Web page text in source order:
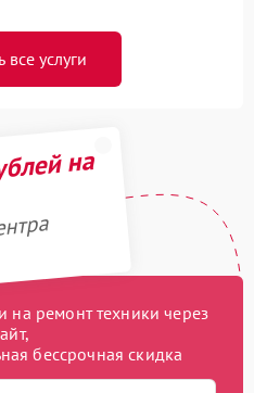
все услуги
на
ремонт техники через
бессрочная скидка